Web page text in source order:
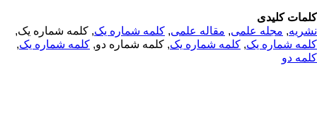
کلیدی
,مجله علمی, مقاله علمی, کلمه شماره یک, کلمه شماره یک,
شماره یک,کلمه شماره یک, کلمه شماره دو,کلمه شماره یک,
دو